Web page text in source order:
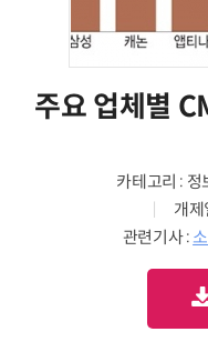
주요 업체별
카테고리 : 정
개
관련기사 :